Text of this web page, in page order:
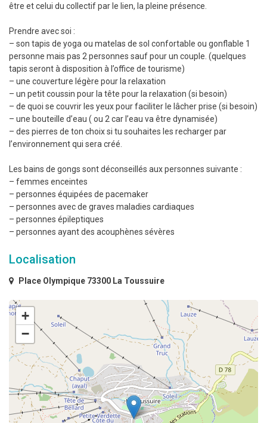
être et celui du collectif par le lien, la pleine présence.
Prendre avec soi :
– son tapis de yoga ou matelas de sol confortable ou gonflable 1
personne mais pas 2 personnes sauf pour un couple. (quelques
tapis seront à disposition à l’office de tourisme)
– une couverture légère pour la relaxation
– un petit coussin pour la tête pour la relaxation (si besoin)
– de quoi se couvrir les yeux pour faciliter le lâcher prise (si besoin)
– une bouteille d’eau ( ou 2 car l’eau va être dynamisée)
– des pierres de ton choix si tu souhaites les recharger par
l’environnement qui sera créé.
Les bains de gongs sont déconseillés aux personnes suivante :
– femmes enceintes
– personnes équipées de pacemaker
– personnes avec de graves maladies cardiaques
– personnes épileptiques
– personnes ayant des acouphènes sévères
Localisation
Place Olympique 73300 La Toussuire
+
−